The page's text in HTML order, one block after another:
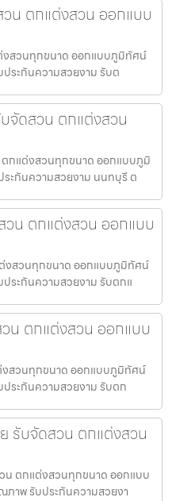
น ตกแต่งสวน ออกแบบ
สวนทุกขนาด ออกแบบภูมิทัศน์
ระกันความสวยงาม รับต
จัดสวน ตกแต่งสวน
กแต่งสวนทุกขนาด ออกแบบภูมิ
ะกันความสวยงาม นนทบุรี ต
น ตกแต่งสวน ออกแบบ
สวนทุกขนาด ออกแบบภูมิทัศน์
ระกันความสวยงาม รับตกแ
น ตกแต่งสวน ออกแบบ
สวนทุกขนาด ออกแบบภูมิทัศน์
ประกันความสวยงาม รับตก
รับจัดสวน ตกแต่งสวน
ตกแต่งสวนทุกขนาด ออกแบบ
ภาพ รับประกันความสวยงา